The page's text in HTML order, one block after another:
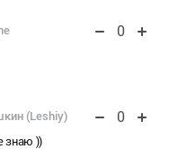
0
(Leshiy) 0
знаю ))